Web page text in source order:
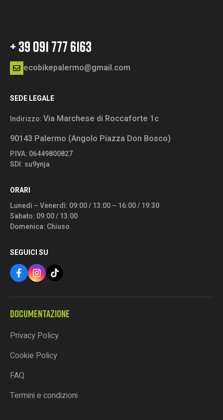
+ 39 091 777 6163
ecobikepalermo@gmail.com
SEDE LEGALE
Indirizzo:Via Marchese di Roccaforte 1c
90143 Palermo (Angolo Piazza Don Bosco)
P.IVA: 06449800827
SDI: su9ynja
ORARI
Lunedì – Venerdì: 09:00 / 13:00 – 16:00 / 19:30
Sabato: 09:00 / 13:00
Domenica: Chiuso
SEGUICI SU
DOCUMENTAZIONE
Privacy Policy
Cookie Policy
FAQ
Termini e condizioni